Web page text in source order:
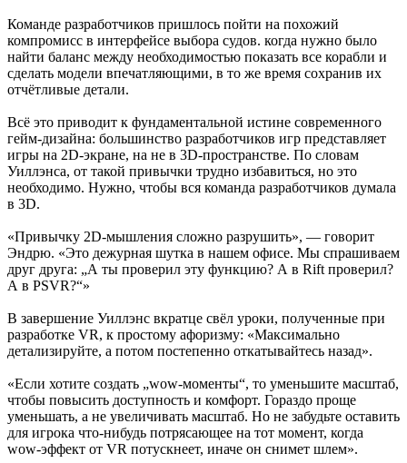
Команде разработчиков пришлось пойти на похожий
компромисс в интерфейсе выбора судов. когда нужно было
найти баланс между необходимостью показать все корабли и
сделать модели впечатляющими, в то же время сохранив их
отчётливые детали.
Всё это приводит к фундаментальной истине современного
гейм-дизайна: большинство разработчиков игр представляет
игры на 2D-экране, на не в 3D-пространстве. По словам
Уиллэнса, от такой привычки трудно избавиться, но это
необходимо. Нужно, чтобы вся команда разработчиков думала
в 3D.
«Привычку 2D-мышления сложно разрушить», — говорит
Эндрю. «Это дежурная шутка в нашем офисе. Мы спрашиваем
друг друга: „А ты проверил эту функцию? А в Rift проверил?
А в PSVR?“»
В завершение Уиллэнс вкратце свёл уроки, полученные при
разработке VR, к простому афоризму: «Максимально
детализируйте, а потом постепенно откатывайтесь назад».
«Если хотите создать „wow-моменты“, то уменьшите масштаб,
чтобы повысить доступность и комфорт. Гораздо проще
уменьшать, а не увеличивать масштаб. Но не забудьте оставить
для игрока что-нибудь потрясающее на тот момент, когда
wow-эффект от VR потускнеет, иначе он снимет шлем».